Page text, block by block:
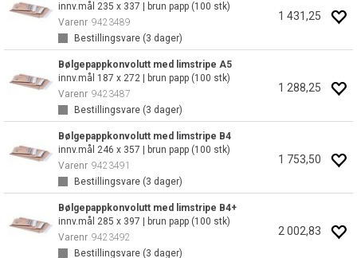
innv.mål 235 x 337 | brun papp (100 stk)
Varenr 9423489
Bestillingsvare (3 dager)
1 431,25
Bølgepappkonvolutt med limstripe A5
innv.mål 187 x 272 | brun papp (100 stk)
Varenr 9423487
Bestillingsvare (3 dager)
1 288,25
Bølgepappkonvolutt med limstripe B4
innv.mål 246 x 357 | brun papp (100 stk)
Varenr 9423491
Bestillingsvare (3 dager)
1 753,50
Bølgepappkonvolutt med limstripe B4+
innv.mål 285 x 397 | brun papp (100 stk)
Varenr 9423492
Bestillingsvare (3 dager)
2 002,83